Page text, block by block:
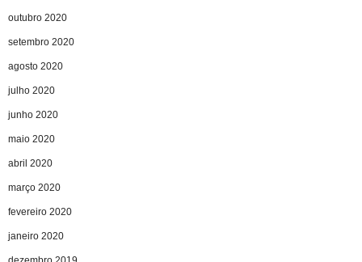
outubro 2020
setembro 2020
agosto 2020
julho 2020
junho 2020
maio 2020
abril 2020
março 2020
fevereiro 2020
janeiro 2020